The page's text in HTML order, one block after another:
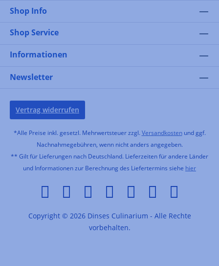
Shop Info
Shop Service
Informationen
Newsletter
Vertrag widerrufen
*Alle Preise inkl. gesetzl. Mehrwertsteuer zzgl. Versandkostenund ggf.
Nachnahmegebühren, wenn nicht anders angegeben.
** Gilt für Lieferungen nach Deutschland. Lieferzeiten für andere Länder
und Informationen zur Berechnung des Liefertermins siehe hier
Copyright © 2026 Dinses Culinarium - Alle Rechte
vorbehalten.